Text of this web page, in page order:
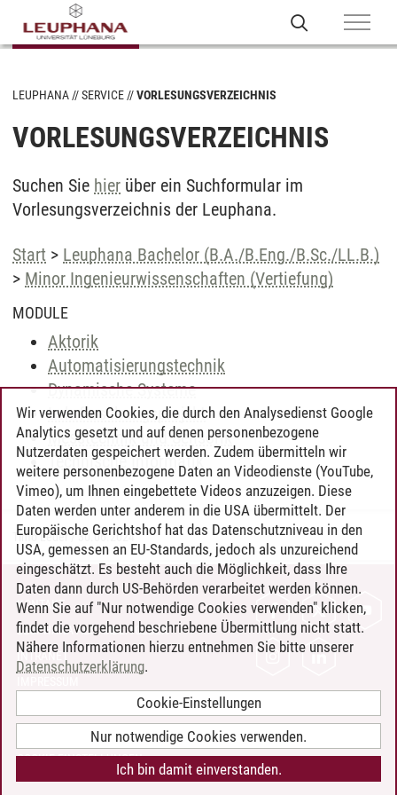
LEUPHANA SERVICE VORLESUNGSVERZEICHNIS
VORLESUNGSVERZEICHNIS
Suchen Sie hier über ein Suchformular im
Vorlesungsverzeichnis der Leuphana.
Start > Leuphana Bachelor (B.A./B.Eng./B.Sc./LL.B.)
> Minor Ingenieurwissenschaften (Vertiefung)
MODULE
Aktorik
Automatisierungstechnik
Dynamische Systeme
Lehrforschungsprojekt
Messtechnik und Sensorik
Technische Informatik
Timo Leder/30.06.2024
KONTAKT
LEUPHANA ALS ARBEITGEBER
INTRANET
BARRIEREFREIHEIT
COOKIE-EINSTELLUNGEN
Wir verwenden Cookies, die durch den Analysedienst Google
Analytics gesetzt und auf denen personenbezogene
Nutzerdaten gespeichert werden. Zudem übermitteln wir
weitere personenbezogene Daten an Videodienste (YouTube,
Vimeo), um Ihnen eingebettete Videos anzuzeigen. Diese
Daten werden unter anderem in die USA übermittelt. Der
Europäische Gerichtshof hat das Datenschutzniveau in den
USA, gemessen an EU-Standards, jedoch als unzureichend
eingeschätzt. Es besteht auch die Möglichkeit, dass Ihre
Daten dann durch US-Behörden verarbeitet werden können.
Wenn Sie auf "Nur notwendige Cookies verwenden" klicken,
findet die vorgehend beschriebene Übermittlung nicht statt.
Nähere Informationen hierzu entnehmen Sie bitte unserer
Datenschutzerklärung.
Cookie-Einstellungen
Nur notwendige Cookies verwenden.
Ich bin damit einverstanden.